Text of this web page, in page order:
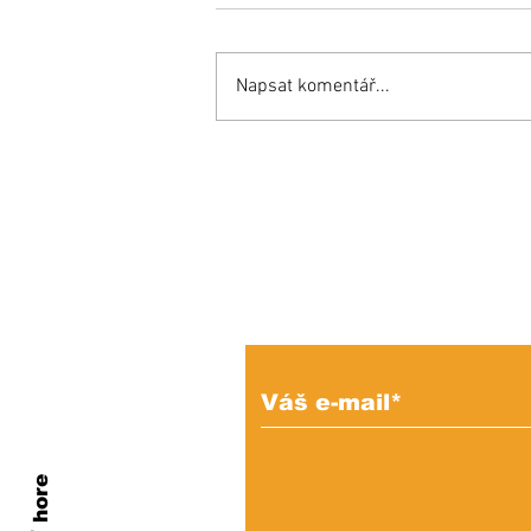
Napsat komentář...